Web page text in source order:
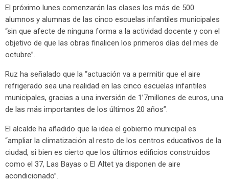
El próximo lunes comenzarán las clases los más de 500
alumnos y alumnas de las cinco escuelas infantiles municipales
“sin que afecte de ninguna forma a la actividad docente y con el
objetivo de que las obras finalicen los primeros días del mes de
octubre”.
Ruz ha señalado que la “actuación va a permitir que el aire
refrigerado sea una realidad en las cinco escuelas infantiles
municipales, gracias a una inversión de 1’7millones de euros, una
de las más importantes de los últimos 20 años”.
El alcalde ha añadido que la idea el gobierno municipal es
“ampliar la climatización al resto de los centros educativos de la
ciudad, si bien es cierto que los últimos edificios construidos
como el 37, Las Bayas o El Altet ya disponen de aire
acondicionado”.